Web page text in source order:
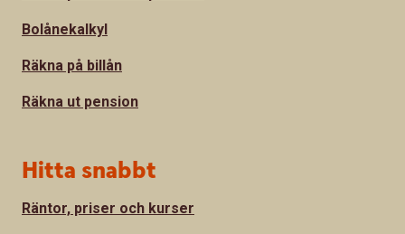
Bolånekalkyl
Räkna på billån
Räkna ut pension
Hitta snabbt
Räntor, priser och kurser